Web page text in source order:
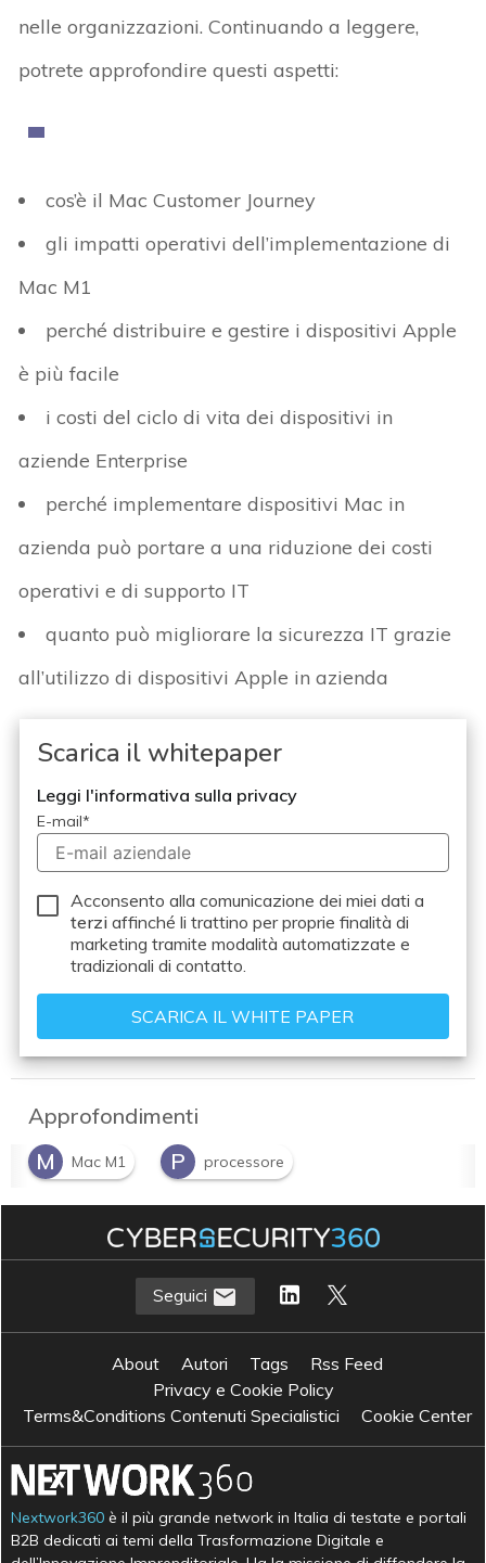
nelle organizzazioni. Continuando a leggere,
potrete approfondire questi aspetti:
cos’è il Mac Customer Journey
gli impatti operativi dell’implementazione di
Mac M1
perché distribuire e gestire i dispositivi Apple
è più facile
i costi del ciclo di vita dei dispositivi in
aziende Enterprise
perché implementare dispositivi Mac in
azienda può portare a una riduzione dei costi
operativi e di supporto IT
quanto può migliorare la sicurezza IT grazie
all’utilizzo di dispositivi Apple in azienda
Scarica il whitepaper
Leggi l'informativa sulla privacy
E-mail*
Acconsento alla comunicazione dei miei dati a
terzi affinché li trattino per proprie finalità di
marketing tramite modalità automatizzate e
tradizionali di contatto.
Approfondimenti
M
Mac M1 P processore
Seguici
About Autori Tags
Rss Feed
Privacy e Cookie Policy
Terms&Conditions Contenuti Specialistici
Cookie Center
Nextwork360 è il più grande network in Italia di testate e portali
B2B dedicati ai temi della Trasformazione Digitale e